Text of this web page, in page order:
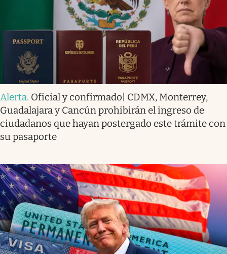
Alerta. Oficial y confirmado| CDMX, Monterrey,
Guadalajara y Cancún prohibirán el ingreso de
ciudadanos que hayan postergado este trámite con
su pasaporte